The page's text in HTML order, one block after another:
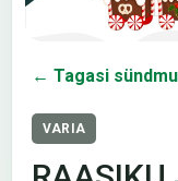
← Tagasi
VARIA